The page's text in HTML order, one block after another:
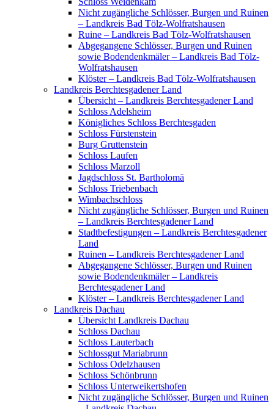
Nicht zugängliche Schlösser, Burgen und Ruinen
– Landkreis Bad Tölz-Wolfratshausen
Ruine – Landkreis Bad Tölz-Wolfratshausen
Abgegangene Schlösser, Burgen und Ruinen
sowie Bodendenkmäler – Landkreis Bad Tölz-
Wolfratshausen
Klöster – Landkreis Bad Tölz-Wolfratshausen
Landkreis Berchtesgadener Land
Übersicht – Landkreis Berchtesgadener Land
Schloss Adelsheim
Königliches Schloss Berchtesgaden
Schloss Fürstenstein
Burg Gruttenstein
Schloss Laufen
Schloss Marzoll
Jagdschloss St. Bartholomä
Schloss Triebenbach
Wimbachschloss
Nicht zugängliche Schlösser, Burgen und Ruinen
– Landkreis Berchtesgadener Land
Stadtbefestigungen – Landkreis Berchtesgadener
Land
Ruinen – Landkreis Berchtesgadener Land
Abgegangene Schlösser, Burgen und Ruinen
sowie Bodendenkmäler – Landkreis
Berchtesgadener Land
Klöster – Landkreis Berchtesgadener Land
Landkreis Dachau
Übersicht Landkreis Dachau
Schloss Dachau
Schloss Lauterbach
Schlossgut Mariabrunn
Schloss Odelzhausen
Schloss Schönbrunn
Schloss Unterweikertshofen
Nicht zugängliche Schlösser, Burgen und Ruinen